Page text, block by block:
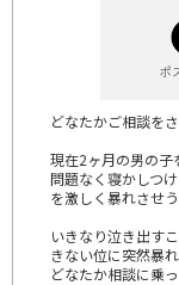
ポ
どなたかご相談を
現在2ヶ月の男の子
問題なく寝かしつ
を激しく暴れさせ
いきなり泣き出す
きない位に突然暴
どなたか相談に乗